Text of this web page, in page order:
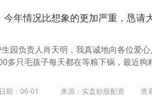
今年情况比想象的更加严重，恳请
园负责人肖天明，我真诚地向各位爱
多只毛孩子每天都在等粮下锅，最近狗
日期：06-01 来源：实盘炒股配资 查